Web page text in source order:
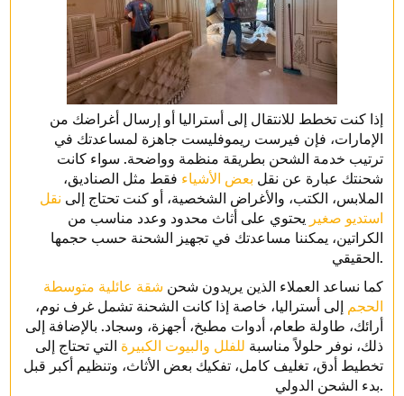
إذا كنت تخطط للانتقال إلى أستراليا أو إرسال أغراضك من
الإمارات، فإن فيرست ريموفليست جاهزة لمساعدتك في
ترتيب خدمة الشحن بطريقة منظمة وواضحة. سواء كانت
شحنتك عبارة عن نقل بعض الأشياء فقط مثل الصناديق،
الملابس، الكتب، والأغراض الشخصية، أو كنت تحتاج إلى نقل
استديو صغير يحتوي على أثاث محدود وعدد مناسب من
الكراتين، يمكننا مساعدتك في تجهيز الشحنة حسب حجمها
الحقيقي.
كما نساعد العملاء الذين يريدون شحن شقة عائلية متوسطة
الحجم إلى أستراليا، خاصة إذا كانت الشحنة تشمل غرف نوم،
أرائك، طاولة طعام، أدوات مطبخ، أجهزة، وسجاد. بالإضافة إلى
ذلك، نوفر حلولاً مناسبة للفلل والبيوت الكبيرة التي تحتاج إلى
تخطيط أدق، تغليف كامل، تفكيك بعض الأثاث، وتنظيم أكبر قبل
بدء الشحن الدولي.